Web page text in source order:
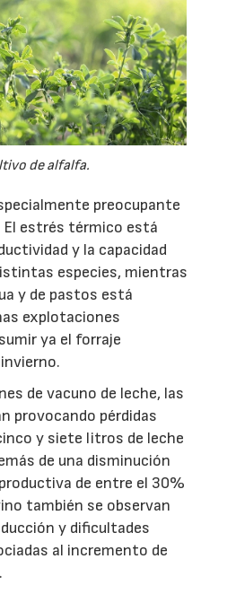
de alfalfa.
preocupante
El estrés térmico está
y la capacidad
especies, mientras
y de pastos está
explotaciones
ya el forraje
de vacuno de leche, las
provocando pérdidas
y siete litros de leche
de una disminución
de entre el 30%
también se observan
y dificultades
al incremento de